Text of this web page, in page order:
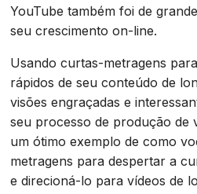
YouTube também foi de
seu crescimento on-line.
Usando curtas-metragens
rápidos de seu conteúdo de
visões engraçadas e
seu processo de produção de
um ótimo exemplo de como
metragens para despertar a
e direcioná-lo para vídeos de